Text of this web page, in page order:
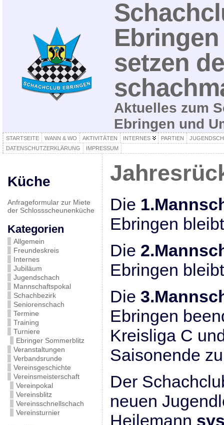
setzen
Aktuelles zum
Ebringen und
STARTSEITE WANN & WO AKTIVITÄTEN INTERNES PARTIEN
DATENSCHUTZERKLÄRUNG
IMPRESSUM
Küche
Anfrageformular zur Miete
der Schlossscheunenküche
Kategorien
Allgemein
Freundeskreis
Internes
Jubiläum
Jugendschach
Mannschaftspokal
Schachbezirk
Seniorenschach
Termine
Training
Turniere
Ebringer Sommerblitz
Veranstaltungen
Verbandsrunde
Vereinsgeschichte
Vereinsmeisterschaft
Vereinpokal
Vereinsblitz
Vereinsschnellschach
Vereinsturnier
Die
Ebringen
Die
Ebringen
Die
Ebringen
Kreisliga C
Saisonende
Der
neuen
Heilemann